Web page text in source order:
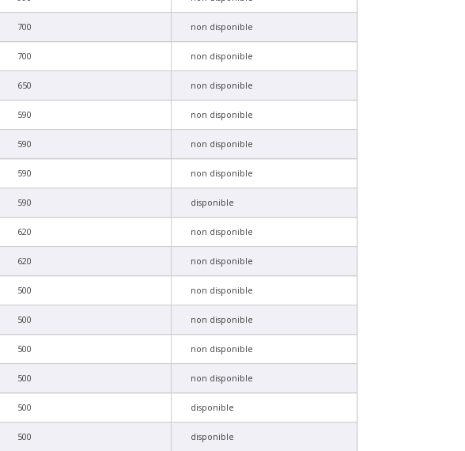
700 non disponible
700 non disponible
650 non disponible
590 non disponible
590 non disponible
590 non disponible
590 disponible
620 non disponible
620 non disponible
500 non disponible
500 non disponible
500 non disponible
500 non disponible
500 disponible
500 disponible